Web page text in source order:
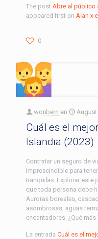
The post Abre al público
appeared first on Alan x
0
wonbern en August
Cuál es el
Islandia (2023)
Contratar un seguro de
imprescindible para
tranquilas. Explorar este
que toda persona debe
Auroras boreales,
asombrosas, aguas
encantadores. ¿Qué
La entrada Cuál es el